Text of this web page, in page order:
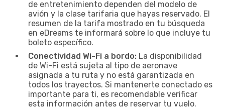
de entretenimiento dependen del modelo de
avión y la clase tarifaria que hayas reservado. El
resumen de la tarifa mostrado en tu búsqueda
en eDreams te informará sobre lo que incluye tu
boleto específico.
Conectividad Wi-Fi a bordo: La disponibilidad
de Wi-Fi está sujeta al tipo de aeronave
asignada a tu ruta y no está garantizada en
todos los trayectos. Si mantenerte conectado es
importante para ti, es recomendable verificar
esta información antes de reservar tu vuelo.